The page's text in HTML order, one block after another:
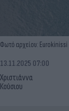
Φωτό αρχείου: Eurokinissi
Χριστιάννα
Κούσιου
13.11.2025 07:00